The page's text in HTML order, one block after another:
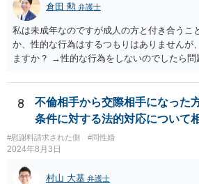
倉田 勲 弁護士
私は未成年なのですが成人の方と付き合うこ
か、性的な行為はするつもりはありませんが
ますか？ →性的な行為をしないのでしたら問
8
不倫相手から交際相手になった
条件に対する法的対応について
#慰謝料請求された側 #同性婚
2024年8月3日
村山 大基 弁護士